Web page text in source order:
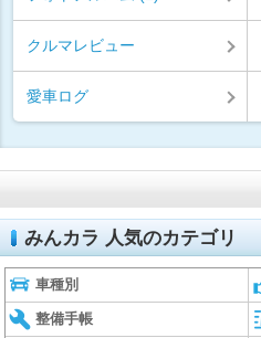
クルマレビュー
愛車ログ
みんカラ 人気のカテゴリ
車種別
整備手帳